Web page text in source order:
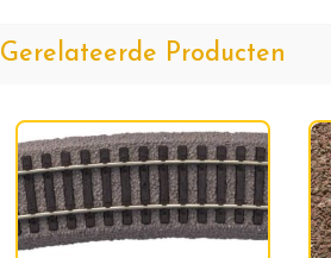
Gerelateerde Producten